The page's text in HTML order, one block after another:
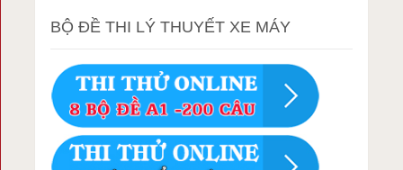
BỘ ĐỀ THI LÝ THUYẾT XE MÁY